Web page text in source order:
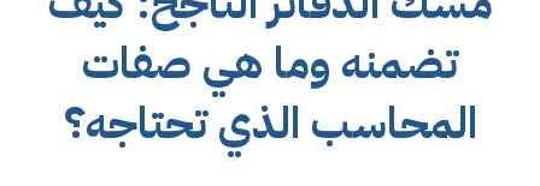
تضمنه وما هي صفات
المحاسب الذي تحتاجه؟